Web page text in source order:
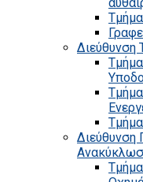
Διεύθυνση
Διεύθυνση